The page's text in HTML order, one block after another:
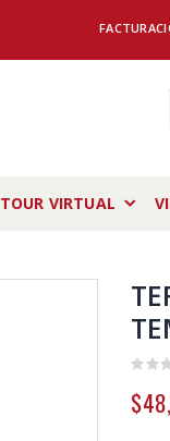
TOUR VIRTUAL
out
of
$